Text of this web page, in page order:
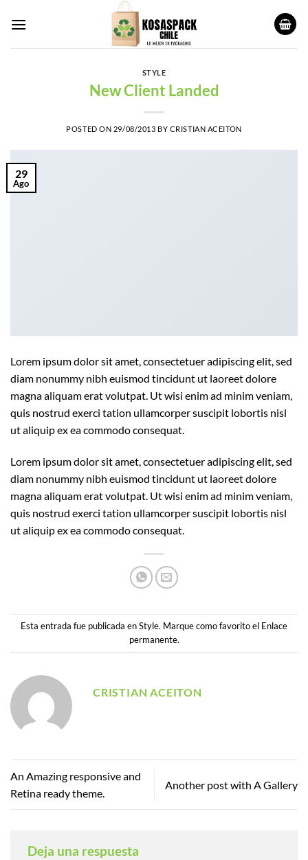
STYLE
New Client Landed
POSTED ON 29/08/2013 BY CRISTIAN ACEITON
29
Ago
Lorem ipsum dolor sit amet, consectetuer adipiscing elit, sed
diam nonummy nibh euismod tincidunt ut laoreet dolore
magna aliquam erat volutpat. Ut wisi enim ad minim veniam,
quis nostrud exerci tation ullamcorper suscipit lobortis nisl
ut aliquip ex ea commodo consequat.
Lorem ipsum dolor sit amet, consectetuer adipiscing elit, sed
diam nonummy nibh euismod tincidunt ut laoreet dolore
magna aliquam erat volutpat. Ut wisi enim ad minim veniam,
quis nostrud exerci tation ullamcorper suscipit lobortis nisl
ut aliquip ex ea commodo consequat.
Esta entrada fue publicada enStyle. Marque como favorito el Enlace
permanente.
CRISTIAN ACEITON
An Amazing responsive and
Retina ready theme.
Another post with A Gallery
Deja una respuesta